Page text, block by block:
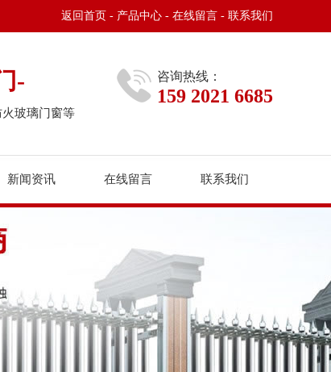
返回首页 - 产品中心 - 在线留言 - 联系我们
-
玻璃门窗等
咨询热线：
159 2021 6685
新闻资讯 在线留言 联系我们